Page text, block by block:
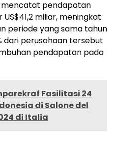
mencatat pendapatan
miliar, meningkat
periode yang sama tahun
dari perusahaan tersebut
pendapatan pada
Fasilitasi 24
di Salone del
di Italia